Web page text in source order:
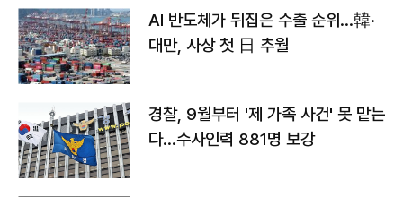
AI 반도체가 뒤집은 수출 순위…韓·
대만, 사상 첫 日 추월
경찰, 9월부터 '제 가족 사건' 못 맡는
다…수사인력 881명 보강